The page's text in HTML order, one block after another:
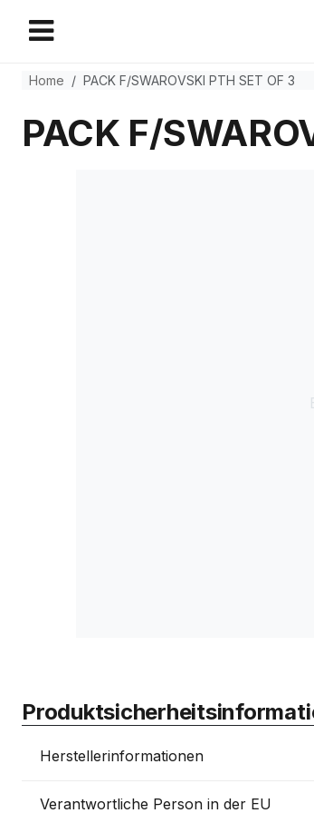
Home PACK F/SWAROVSKI PTH SET OF 3
PACK F/
Herstellerinformationen
Verantwortliche Person in der EU